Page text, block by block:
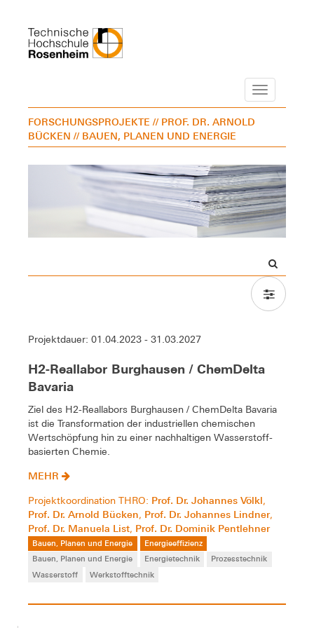
Navigation
FORSCHUNGSPROJEKTE // PROF. DR. ARNOLD
BÜCKEN // BAUEN, PLANEN UND ENERGIE
Projektdauer: 01.04.2023 - 31.03.2027
H2-Reallabor Burghausen / ChemDelta
Bavaria
Ziel des H2-Reallabors Burghausen / ChemDelta Bavaria
ist die Transformation der industriellen chemischen
Wertschöpfung hin zu einer nachhaltigen Wasserstoff-
basierten Chemie.
MEHR
Projektkoordination THRO: Prof. Dr. Johannes Völkl,
Prof. Dr. Arnold Bücken, Prof. Dr. Johannes Lindner,
Prof. Dr. Manuela List, Prof. Dr. Dominik Pentlehner
Bauen, Planen und Energie
Energieeffizienz
Bauen, Planen und Energie
Energietechnik
Prozesstechnik
Wasserstoff
Werkstofftechnik